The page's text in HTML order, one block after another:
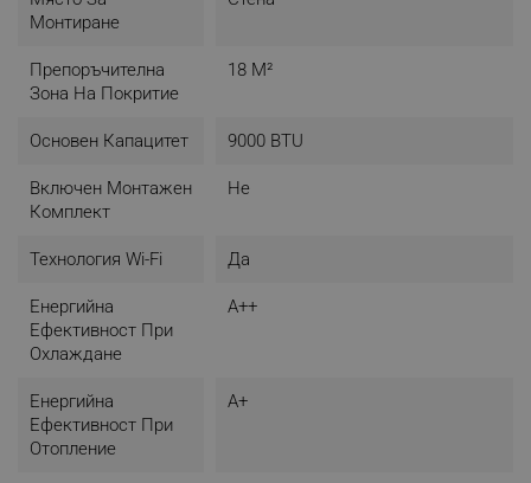
- Консумирана мощност на охлаждане: Мин. 0.1 kW /
Ном. 0.85 kW / Макс 1.6 kW
Отопление:
- Отдавана мощност на отопление: Мин. 0.8 kW / Ном.
2.9 kW / Макс 3.4 kW
- Консумирана мощност на отопление: Мин. 0.3 kW /
Ном. 0.85 kW / Макс 1.6 kW
Ефективност:
- SEER (сезонен коефициент на охлаждане): 6.1
- SCOP (сезонен коефициент на трансфер отопление): 4
- Годишен разход на електроенергия: Охлаждане 150
kWh / Отопление 760 kWh
- Енергиен клас: Охлаждане A++ / Отопление A+
(умерена зона)
Работни диапазони:
- Работна температура на охлаждане: 16 ~ 49 °C
- Работна температура на отопление: -15 ~ 30 °C
Монтиране
Препоръчителна
Зона На Покритие
18 М²
Основен Капацитет 9000 BTU
Включен Монтажен
Комплект
Не
Технология Wi-Fi Да
Енергийна
Ефективност При
Охлаждане
A++
Енергийна
Ефективност При
Отопление
A+